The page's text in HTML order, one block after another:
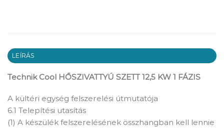
LEÍRÁS
Technik Cool HŐSZIVATTYÚ SZETT 12,5 KW 1 FÁZIS
A kültéri egység felszerelési útmutatója
6.1 Telepítési utasítás
(1) A készülék felszerelésének összhangban kell lennie